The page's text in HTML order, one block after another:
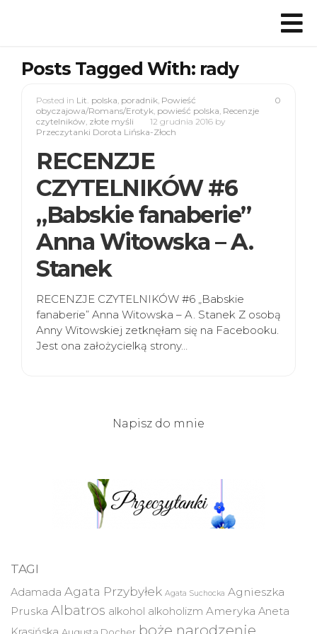
Posts Tagged With: rady
0
Posted in Lit. polska, poradnik, Powieść
obyczajowa/Romans/Erotyk, powieść polska, Recenzje
czytelników, złote myśli 12 grudnia 2016 by
Przeczytanki Dorota Lińska-Złoch
RECENZJE
CZYTELNIKÓW #6
„Babskie fanaberie”
Anna Witowska – A.
Stanek
RECENZJE CZYTELNIKÓW #6 „Babskie
fanaberie” Anna Witowska – A. Stanek Z osobą
Anny Witowskiej zetknęłam się na Facebooku.
Jest ona założycielką strony…
Napisz do mnie
TAGI
Adamada Agata Przybyłek Agata Suchocka Agnieszka
Pruska Albatros alkohol alkoholizm Ameryka Aneta
boże narodzenie